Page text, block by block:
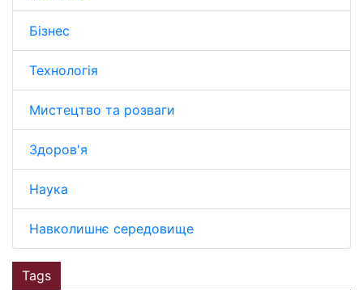
Бізнес
Технологія
Мистецтво та розваги
Здоров'я
Наука
Навколишнє середовище
Tags